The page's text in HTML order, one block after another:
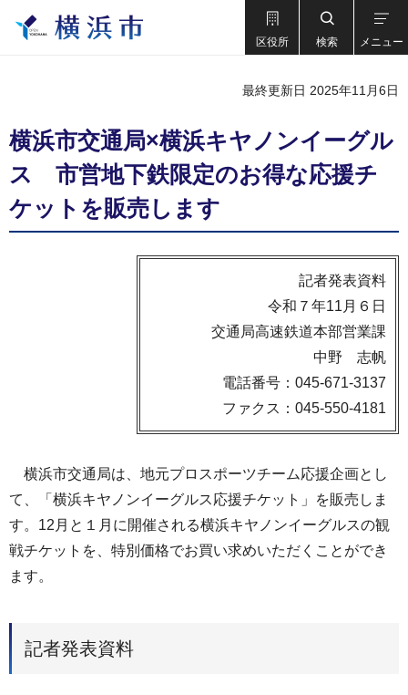
区役所 検索 メニュー
最終更新日 2025年11月6日
横浜市交通局×横浜キヤノンイーグル
ス 市営地下鉄限定のお得な応援チ
ケットを販売します
記者発表資料
令和７年11月６日
交通局高速鉄道本部営業課
中野 志帆
電話番号：045-671-3137
ファクス：045-550-4181
横浜市交通局は、地元プロスポーツチーム応援企画とし
て、「横浜キヤノンイーグルス応援チケット」を販売しま
す。12月と１月に開催される横浜キヤノンイーグルスの観
戦チケットを、特別価格でお買い求めいただくことができ
ます。
記者発表資料